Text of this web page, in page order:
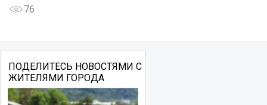
76
ПОДЕЛИТЕСЬ НОВОСТЯМИ С
ЖИТЕЛЯМИ ГОРОДА